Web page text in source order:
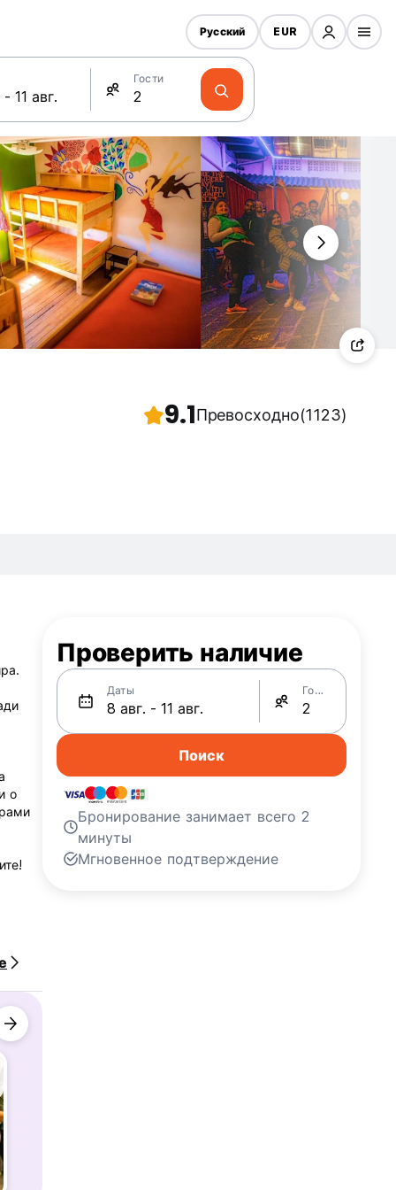
Гости
Русский EUR
9.1Превосходно(1123)
о
Проверить наличие
Даты Гости
Поиск
Бронирование занимает всего 2
минуты
Мгновенное подтверждение